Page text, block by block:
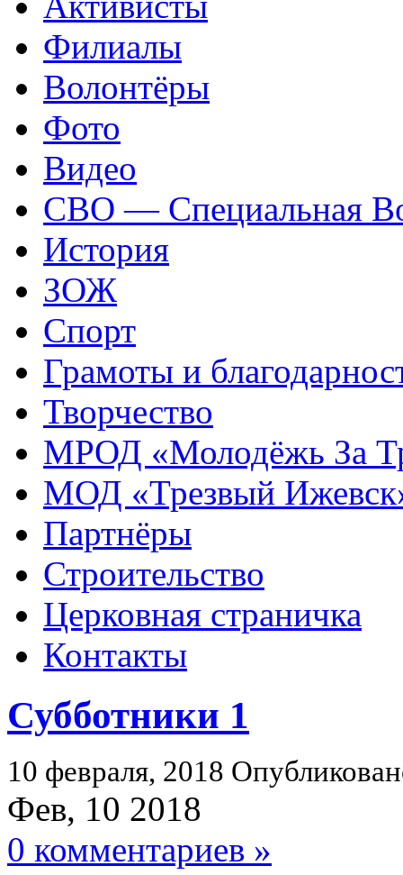
Филиалы
Волонтёры
Фото
Видео
СВО — Специальная
История
ЗОЖ
Спорт
Грамоты и
Творчество
МРОД «Молодёжь За
МОД «Трезвый
Партнёры
Строительство
Церковная страничка
Контакты
Субботники 1
10 февраля, 2018
Фев, 10 2018
0 комментариев »